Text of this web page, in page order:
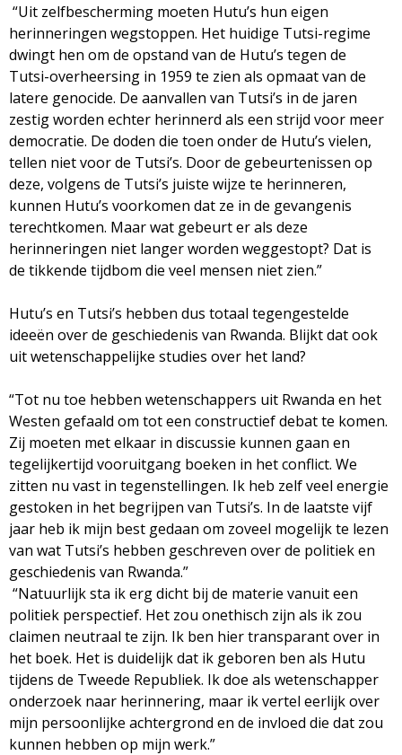
“Uit zelfbescherming moeten Hutu’s hun eigen
herinneringen wegstoppen. Het huidige Tutsi-regime
dwingt hen om de opstand van de Hutu’s tegen de
Tutsi-overheersing in 1959 te zien als opmaat van de
latere genocide. De aanvallen van Tutsi’s in de jaren
zestig worden echter herinnerd als een strijd voor meer
democratie. De doden die toen onder de Hutu’s vielen,
tellen niet voor de Tutsi’s. Door de gebeurtenissen op
deze, volgens de Tutsi’s juiste wijze te herinneren,
kunnen Hutu’s voorkomen dat ze in de gevangenis
terechtkomen. Maar wat gebeurt er als deze
herinneringen niet langer worden weggestopt? Dat is
de tikkende tijdbom die veel mensen niet zien.”
Hutu’s en Tutsi’s hebben dus totaal tegengestelde
ideeën over de geschiedenis van Rwanda. Blijkt dat ook
uit wetenschappelijke studies over het land?
“Tot nu toe hebben wetenschappers uit Rwanda en het
Westen gefaald om tot een constructief debat te komen.
Zij moeten met elkaar in discussie kunnen gaan en
tegelijkertijd vooruitgang boeken in het conflict. We
zitten nu vast in tegenstellingen. Ik heb zelf veel energie
gestoken in het begrijpen van Tutsi’s. In de laatste vijf
jaar heb ik mijn best gedaan om zoveel mogelijk te lezen
van wat Tutsi’s hebben geschreven over de politiek en
geschiedenis van Rwanda.”
“Natuurlijk sta ik erg dicht bij de materie vanuit een
politiek perspectief. Het zou onethisch zijn als ik zou
claimen neutraal te zijn. Ik ben hier transparant over in
het boek. Het is duidelijk dat ik geboren ben als Hutu
tijdens de Tweede Republiek. Ik doe als wetenschapper
onderzoek naar herinnering, maar ik vertel eerlijk over
mijn persoonlijke achtergrond en de invloed die dat zou
kunnen hebben op mijn werk.”